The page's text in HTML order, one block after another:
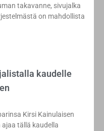
takavanne, sivujalka
on mahdollista
kaudelle
Kirsi Kainulaisen
ajaa tällä kaudella